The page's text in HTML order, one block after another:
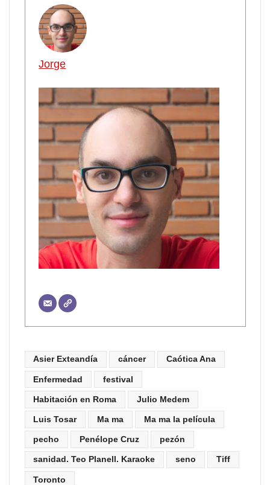
Jorge
Asier Exteandía cáncer Caótica Ana
Enfermedad festival
Habitación en Roma Julio Medem
Luis Tosar Ma ma Ma ma la película
pecho Penélope Cruz pezón
sanidad. Teo Planell. Karaoke seno Tiff
Toronto